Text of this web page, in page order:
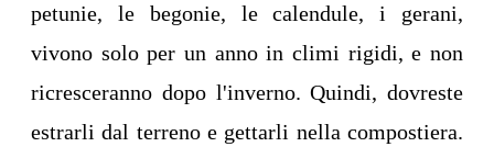
petunie, le begonie, le calendule, i gerani,
vivono solo per un anno in climi rigidi, e non
ricresceranno dopo l'inverno. Quindi, dovreste
estrarli dal terreno e gettarli nella compostiera.